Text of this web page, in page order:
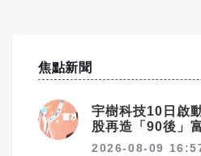
焦點新聞
宇樹科技10日啟
股再造「90後」
2026-08-09